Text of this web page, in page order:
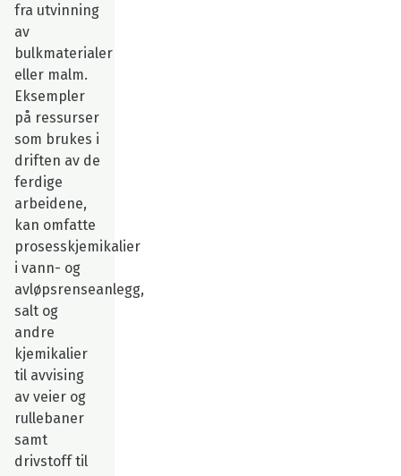
fra utvinning
av
bulkmaterialer
eller malm.
Eksempler
på ressurser
som brukes i
driften av de
ferdige
arbeidene,
kan omfatte
prosesskjemikalier
i vann- og
avløpsrenseanlegg,
salt og
andre
kjemikalier
til avvising
av veier og
rullebaner
samt
drivstoff til